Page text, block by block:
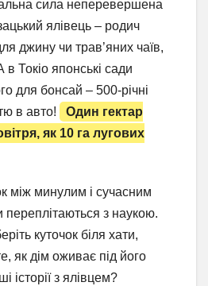
сила неперевершена
ялівець – родич
джину чи трав’яних чаїв,
Токіо японські сади
для бонсай – 500-річні
в авто!
Один гектар
як 10 га лугових
між минулим і сучасним
з наукою.
куточок біля хати,
як дім оживає під його
історії з ялівцем?